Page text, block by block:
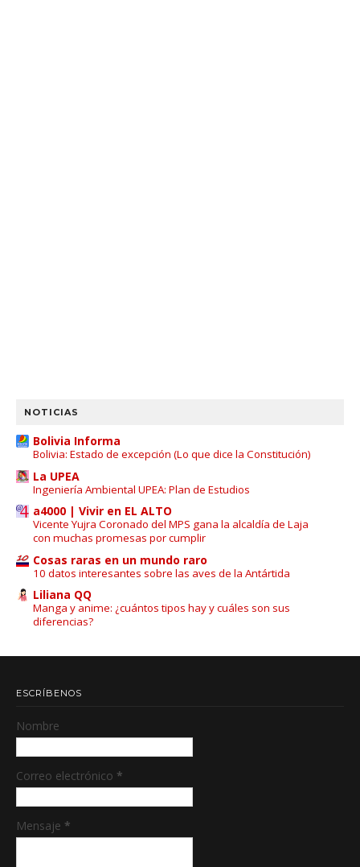
NOTICIAS
Bolivia Informa
Bolivia: Estado de excepción (Lo que dice la Constitución)
La UPEA
Ingeniería Ambiental UPEA: Plan de Estudios
a4000 | Vivir en EL ALTO
Vicente Yujra Coronado del MPS gana la alcaldía de Laja
con muchas promesas por cumplir
Cosas raras en un mundo raro
10 datos interesantes sobre las aves de la Antártida
Liliana QQ
Manga y anime: ¿cuántos tipos hay y cuáles son sus
diferencias?
ESCRÍBENOS
Nombre
Correo electrónico *
Mensaje *